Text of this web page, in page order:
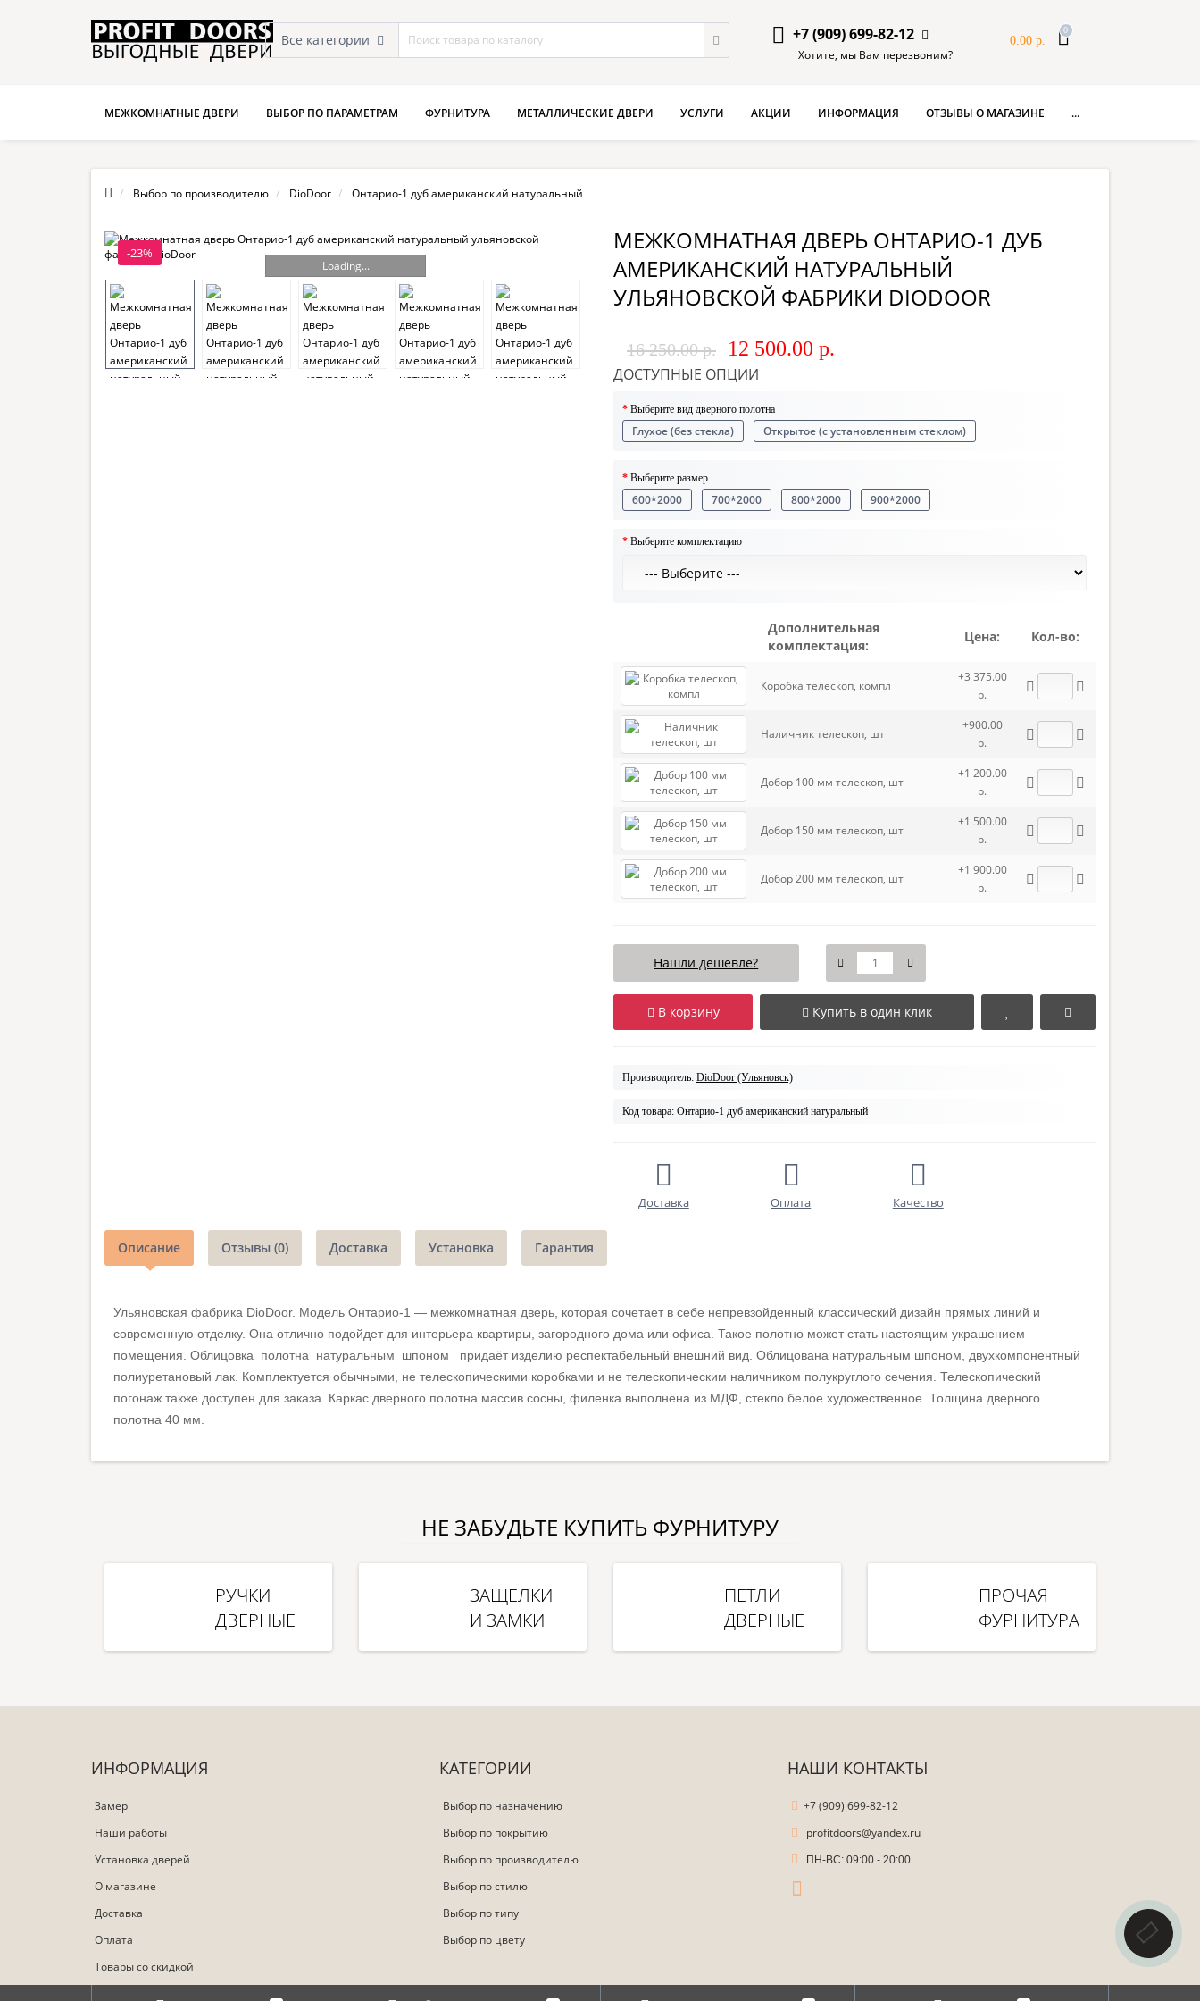
Все категории +7 (909) 699-82-12
Хотите, мы Вам перезвоним?
0.00 р.
0
МЕЖКОМНАТНЫЕ ДВЕРИ ВЫБОР ПО ПАРАМЕТРАМ ФУРНИТУРА МЕТАЛЛИЧЕСКИЕ ДВЕРИ УСЛУГИ АКЦИИ ИНФОРМАЦИЯ ОТЗЫВЫ О МАГАЗИНЕ ...
Выбор по производителю DioDoor Онтарио-1 дуб американский натуральный
-23%
Loading...
МЕЖКОМНАТНАЯ ДВЕРЬ ОНТАРИО-1 ДУБ
АМЕРИКАНСКИЙ НАТУРАЛЬНЫЙ
УЛЬЯНОВСКОЙ ФАБРИКИ DIODOOR
16 250.00 р. 12 500.00 р.
ДОСТУПНЫЕ ОПЦИИ
Выберите вид дверного полотна
Глухое (без стекла) Открытое (с установленным стеклом)
Выберите размер
600*2000 700*2000 800*2000 900*2000
Выберите комплектацию
Дополнительная
комплектация:
Цена: Кол-во:
Коробка телескоп, компл
+3 375.00
р.
Наличник телескоп, шт
+900.00
р.
Добор 100 мм телескоп, шт
+1 200.00
р.
Добор 150 мм телескоп, шт
+1 500.00
р.
Добор 200 мм телескоп, шт
+1 900.00
р.
Нашли дешевле?
В корзину Купить в один клик
Производитель: DioDoor (Ульяновск)
Код товара: Онтарио-1 дуб американский натуральный
Доставка Оплата Качество
Описание Отзывы (0) Доставка Установка Гарантия
Ульяновская фабрика DioDoor. Модель Онтарио-1 — межкомнатная дверь, которая сочетает в себе непревзойденный классический дизайн прямых линий и
современную отделку. Она отлично подойдет для интерьера квартиры, загородного дома или офиса. Такое полотно может стать настоящим украшением
помещения. Облицовка полотна натуральным шпоном придаёт изделию респектабельный внешний вид. Облицована натуральным шпоном, двухкомпонентный
полиуретановый лак. Комплектуется обычными, не телескопическими коробками и не телескопическим наличником полукруглого сечения. Телескопический
погонаж также доступен для заказа. Каркас дверного полотна массив сосны, филенка выполнена из МДФ, стекло белое художественное. Толщина дверного
полотна 40 мм.
НЕ ЗАБУДЬТЕ КУПИТЬ ФУРНИТУРУ
РУЧКИ
ДВЕРНЫЕ
ЗАЩЕЛКИ
И ЗАМКИ
ПЕТЛИ
ДВЕРНЫЕ
ПРОЧАЯ
ФУРНИТУРА
ИНФОРМАЦИЯ
Замер
Наши работы
Установка дверей
О магазине
Доставка
Оплата
Товары со скидкой
КАТЕГОРИИ
Выбор по назначению
Выбор по покрытию
Выбор по производителю
Выбор по стилю
Выбор по типу
Выбор по цвету
НАШИ КОНТАКТЫ
+7 (909) 699-82-12
profitdoors@yandex.ru
ПН-ВС: 09:00 - 20:00